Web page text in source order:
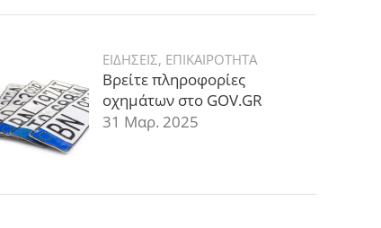
ΕΙΔΗΣΕΙΣ, ΕΠΙΚΑΙΡΟΤΗΤΑ
Βρείτε πληροφορίες
οχημάτων στο GOV.GR
31 Μαρ. 2025